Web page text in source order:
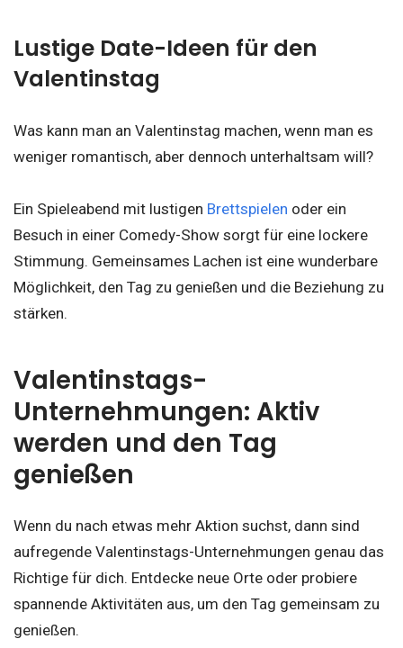
Lustige Date-Ideen für den
Valentinstag
Was kann man an Valentinstag machen, wenn man es
weniger romantisch, aber dennoch unterhaltsam will?
Ein Spieleabend mit lustigen Brettspielen oder ein
Besuch in einer Comedy-Show sorgt für eine lockere
Stimmung. Gemeinsames Lachen ist eine wunderbare
Möglichkeit, den Tag zu genießen und die Beziehung zu
stärken.
Valentinstags-
Unternehmungen: Aktiv
werden und den Tag
genießen
Wenn du nach etwas mehr Aktion suchst, dann sind
aufregende Valentinstags-Unternehmungen genau das
Richtige für dich. Entdecke neue Orte oder probiere
spannende Aktivitäten aus, um den Tag gemeinsam zu
genießen.